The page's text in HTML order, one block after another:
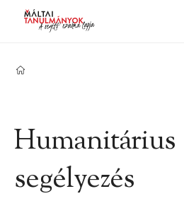
Humanitárius
segélyezés